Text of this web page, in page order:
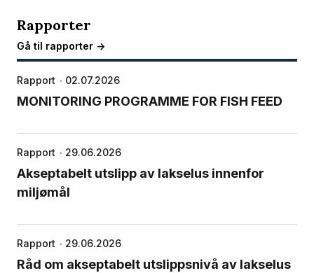
Rapporter
Gå til rapporter ->
Rapport 02.07.2026
MONITORING PROGRAMME FOR FISH FEED
Rapport 29.06.2026
Akseptabelt utslipp av lakselus innenfor
miljømål
Rapport 29.06.2026
Råd om akseptabelt utslippsnivå av lakselus